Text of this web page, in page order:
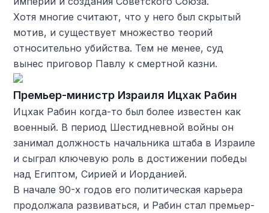
Хотя многие считают, что у него был скрытый
мотив, и существует множество теорий
относительно убийства. Тем не менее, суд
вынес приговор Павлу к смертной казни.
Премьер-министр Израиля Ицхак Рабин
Ицхак Рабин когда-то был более известен как
военный. В период Шестидневной войны он
занимал должность начальника штаба в Израиле
и сыграл ключевую роль в достижении победы
над Египтом, Сирией и Иорданией.
В начале 90-х годов его политическая карьера
продолжала развиваться, и Рабин стал премьер-